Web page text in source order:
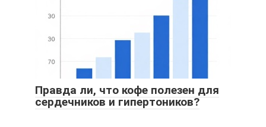
Правда ли, что кофе полезен для
сердечников и гипертоников?